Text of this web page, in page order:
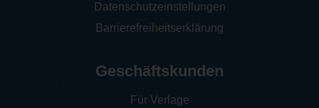
Datenschutzeinstellungen
Barrierefreiheitserklärung
Geschäftskunden
Für Verlage